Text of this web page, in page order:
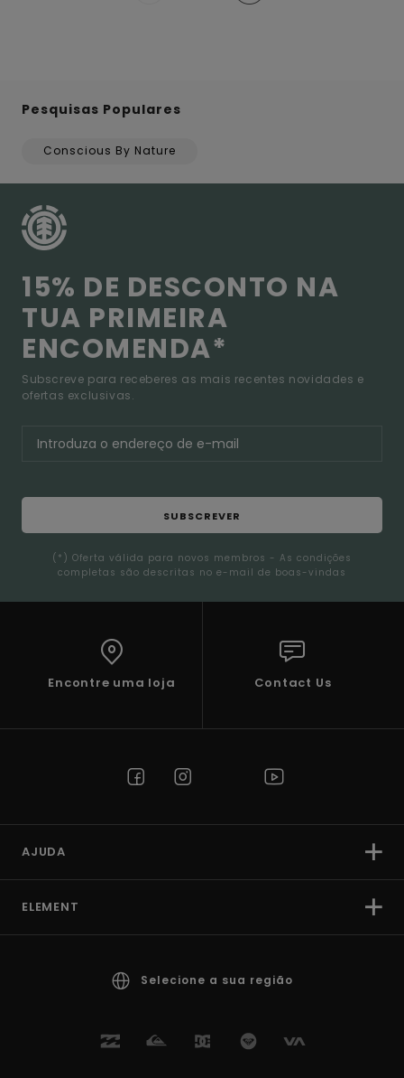
Pesquisas Populares
Conscious By Nature
15% DE DESCONTO NA
TUA PRIMEIRA
ENCOMENDA*
Subscreve para receberes as mais recentes novidades e
ofertas exclusivas.
SUBSCREVER
(*) Oferta válida para novos membros - As condições
completas são descritas no e-mail de boas-vindas
Encontre uma loja Contact Us
AJUDA
ELEMENT
Selecione a sua região